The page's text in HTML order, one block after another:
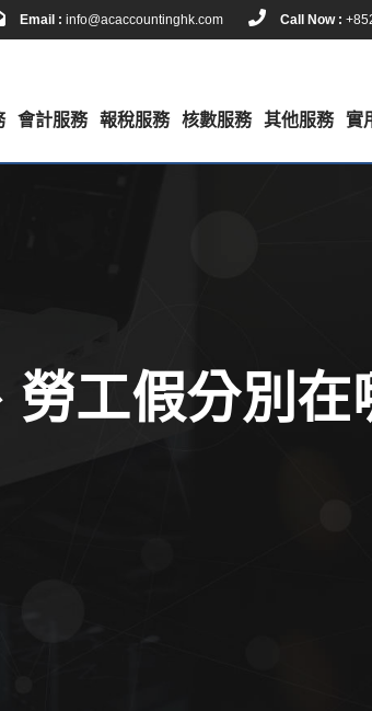
Email : info@acaccountinghk.com Call Now :
會計服務 報稅服務 核數服務 其他服務 實
勞工假分別